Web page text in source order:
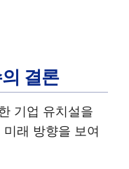
결론
기업 유치설을
래 방향을 보여